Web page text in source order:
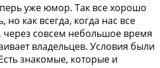
уже юмор. Так все хорошо
но как всегда, когда нас все
через совсем небольшое время
владельцев. Условия были
знакомые, которые и